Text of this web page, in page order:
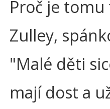
Proč je tomu
Zulley,
"Malé děti
mají dost a